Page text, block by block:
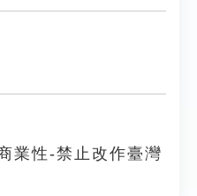
業性-禁止改作臺灣